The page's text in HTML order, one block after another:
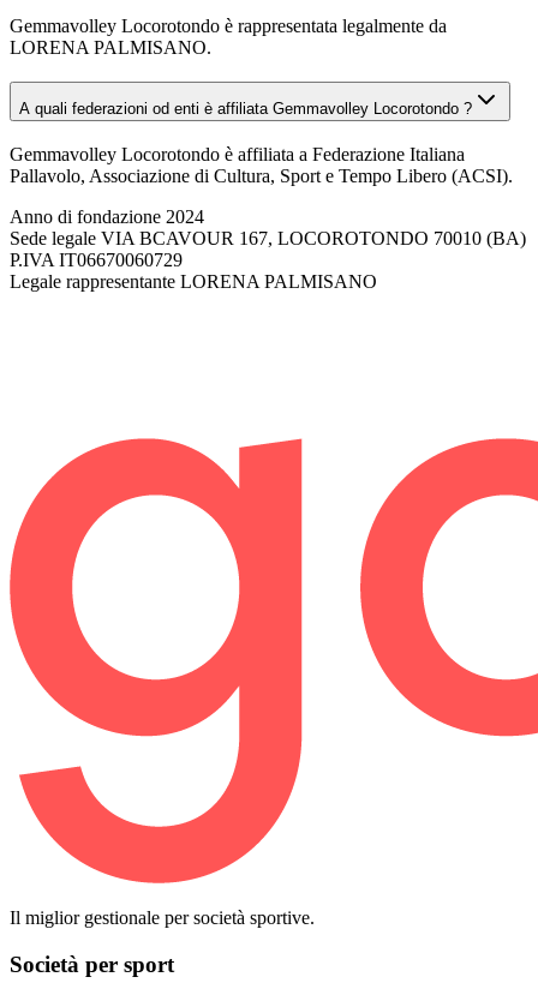
Gemmavolley Locorotondo è rappresentata legalmente da
LORENA PALMISANO.
A quali federazioni od enti è affiliata Gemmavolley Locorotondo ?
Gemmavolley Locorotondo è affiliata a Federazione Italiana
Pallavolo, Associazione di Cultura, Sport e Tempo Libero (ACSI).
Anno di fondazione 2024
Sede legale VIA BCAVOUR 167, LOCOROTONDO 70010 (BA)
P.IVA IT06670060729
Legale rappresentante LORENA PALMISANO
Il miglior gestionale per società sportive.
Società per sport